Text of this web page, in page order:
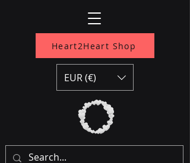
Heart2Heart Shop
EUR (€)